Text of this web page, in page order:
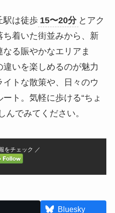
駅は徒歩 15〜20分 とアク
着いた街並みから、新
る賑やかなエリアま
いを楽しめるのが魅力
トな散策や、日々のウ
ト。気軽に歩ける“ちょ
んでみてください。
をチェック ／
Bluesky